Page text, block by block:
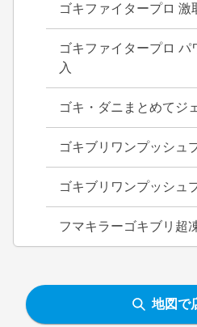
ゴキファイタープロ 激
ゴキファイタープロ パ
入
ゴキ・ダニまとめてジ
ゴキブリワンプッシュ
ゴキブリワンプッシュ
フマキラーゴキブリ超
地図で